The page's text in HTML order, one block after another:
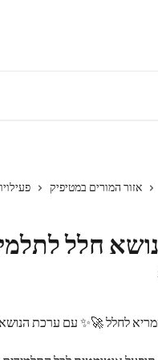
אזור המורים במטיפיק
חלל
לחלל 🚀✨ עם ערכת